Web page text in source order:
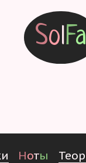
SolFa
и Ноты Теор